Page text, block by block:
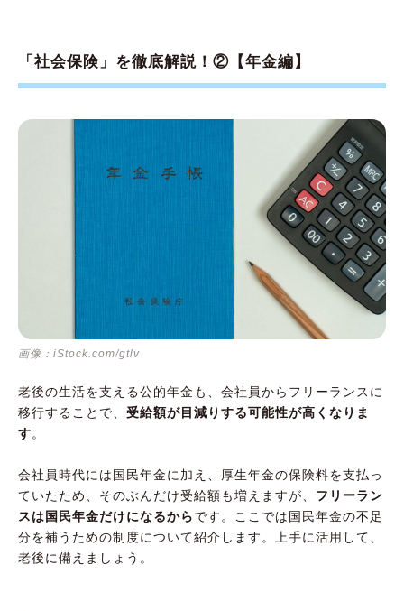
「社会保険」を徹底解説！②【年金編】
画像：iStock.com/gtlv
老後の生活を支える公的年金も、会社員からフリーランスに
移行することで、 受給額が目減りする可能性が高くなりま
す。
会社員時代には国民年金に加え、厚生年金の保険料を支払っ
ていたため、そのぶんだけ受給額も増えますが、 フリーラン
スは国民年金だけになるからです。ここでは国民年金の不足
分を補うための制度について紹介します。上手に活用して、
老後に備えましょう。